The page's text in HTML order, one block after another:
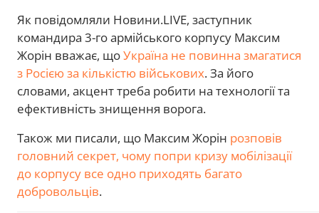
Як повідомляли Новини.LIVE, заступник
командира 3-го армійського корпусу Максим
Жорін вважає, щоУкраїна не повинна змагатися
з Росією за кількістю військових. За його
словами, акцент треба робити на технології та
ефективність знищення ворога.
Також ми писали, що Максим Жорін розповів
головний секрет, чому попри кризу мобілізації
до корпусу все одно приходять багато
добровольців.